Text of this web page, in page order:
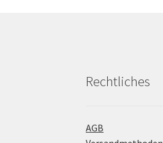
Rechtliches
AGB